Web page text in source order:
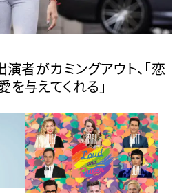
演者がカミングアウト、「恋
与えてくれる」